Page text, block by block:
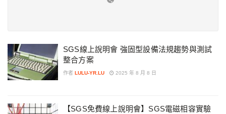
SGS線上說明會 強固型設備法規趨勢與測試
整合方案
作者 LULU-YR.LU 2025 年 8 月 8 日
【SGS免費線上說明會】SGS電磁相容實驗